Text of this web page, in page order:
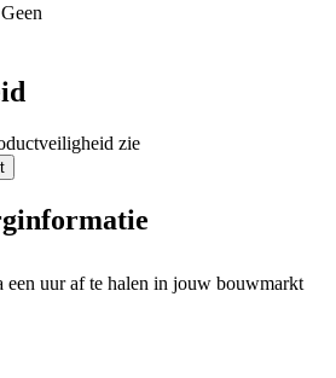
Geen
zie
een uur af te halen in jouw bouwmarkt